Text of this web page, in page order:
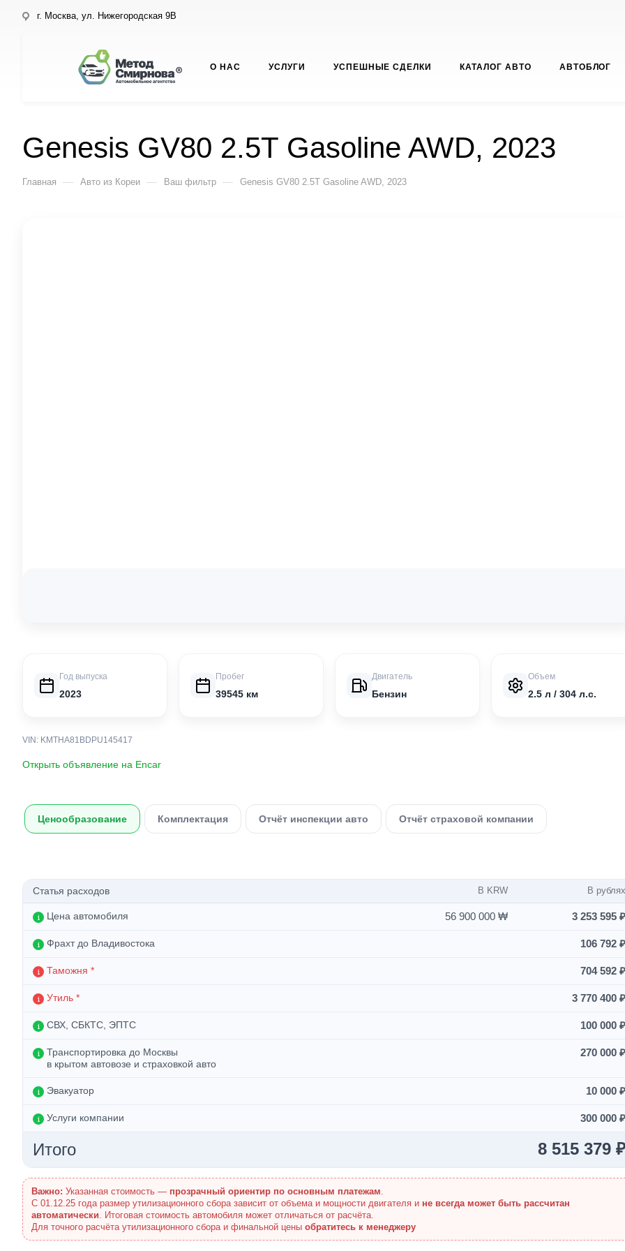
г. Москва, ул. Нижегородская 9В
О НАС УСЛУГИ УСПЕШНЫЕ СДЕЛКИ КАТАЛОГ АВТО АВТОБЛОГ
Genesis GV80 2.5T Gasoline AWD, 2023
Главная — Авто из Кореи — Ваш фильтр — Genesis GV80 2.5T Gasoline AWD, 2023
Год выпуска
2023
Пробег
39545 км
Двигатель
Бензин
Объем
2.5 л / 304 л.с.
VIN: KMTHA81BDPU145417
Открыть объявление на Encar
Ценообразование Комплектация Отчёт инспекции авто Отчёт страховой компании
Статья расходов В KRW В рублях
Цена автомобиля 56 900 000 ₩ 3 253 595 ₽
Фрахт до Владивостока 106 792 ₽
Таможня * 704 592 ₽
Утиль * 3 770 400 ₽
СВХ, СБКТС, ЭПТС 100 000 ₽
Транспортировка до Москвы
в крытом автовозе и страховкой авто
270 000 ₽
Эвакуатор 10 000 ₽
Услуги компании 300 000 ₽
Итого 8 515 379 ₽
Важно: Указанная стоимость — прозрачный ориентир по основным платежам.
С 01.12.25 года размер утилизационного сбора зависит от объема и мощности двигателя и не всегда может быть рассчитан
автоматически. Итоговая стоимость автомобиля может отличаться от расчёта.
Для точного расчёта утилизационного сбора и финальной цены обратитесь к менеджеру